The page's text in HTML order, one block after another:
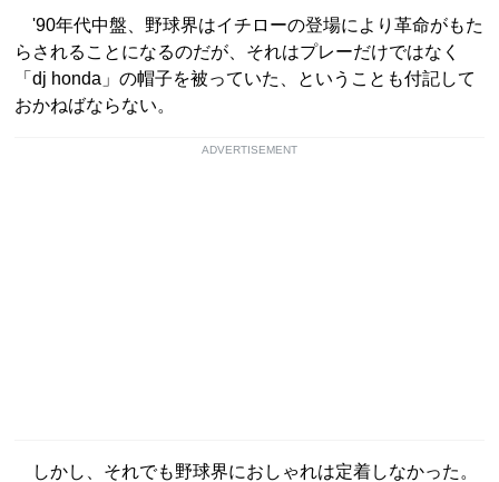
'90年代中盤、野球界はイチローの登場により革命がもた
らされることになるのだが、それはプレーだけではなく
「dj honda」の帽子を被っていた、ということも付記して
おかねばならない。
ADVERTISEMENT
しかし、それでも野球界におしゃれは定着しなかった。